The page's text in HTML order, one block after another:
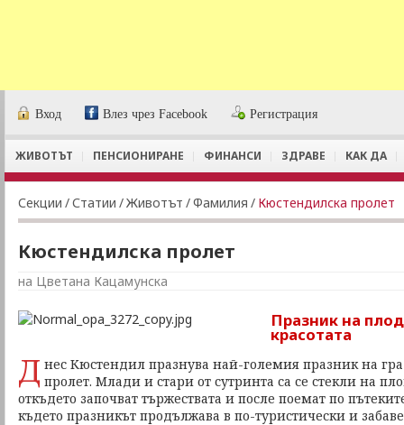
Вход Влез чрез Facebook Регистрация
ЖИВОТЪТ ПЕНСИОНИРАНЕ ФИНАНСИ ЗДРАВЕ КАК ДА
Секции /Статии /Животът /Фамилия / Кюстендилска пролет
Кюстендилска пролет
на Цветана Кацамунска
Празник на
красотата
Д нес Кюстендил празнува най-големия празник на
пролет. Млади и стари от сутринта са се стекли на
откъдето започват тържествата и после поемат по
където празникът продължава в по-туристически и